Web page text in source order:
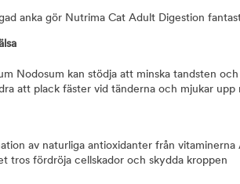
anka gör Nutrima Cat Adult Digestion
Nodosum kan stödja att minska tandsten
att plack fäster vid tänderna och mjukar
av naturliga antioxidanter från
tros fördröja cellskador och skydda kroppen